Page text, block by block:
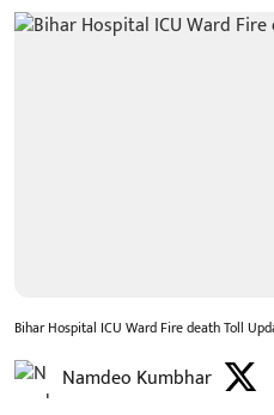
Bihar Hospital ICU Ward Fire death Toll
Namdeo Kumbhar